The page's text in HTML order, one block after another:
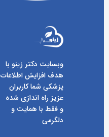
وبسایت دکتر زینو با
هدف افزایش اطلاعات
پزشکی شما کاربران
عزیز راه اندازی شده
و فقط با همایت و
دلگرمی